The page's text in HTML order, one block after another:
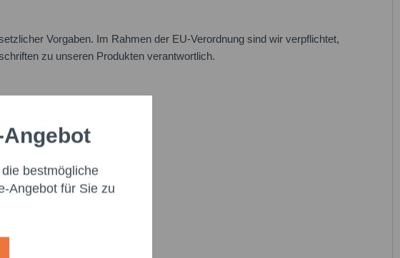
Vorgaben. Im Rahmen der EU-Verordnung sind wir verpflichtet,
zu unseren Produkten verantwortlich.
Aktiv
Aktiv
bestmögliche
Angebot für Sie zu